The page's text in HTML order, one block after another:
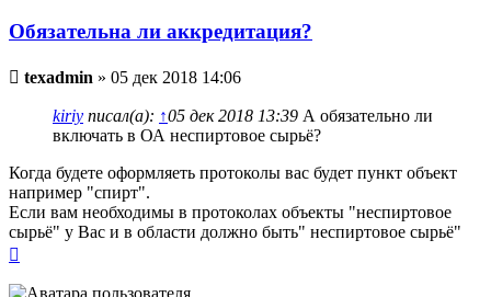
Обязательна ли аккредитация?
Непрочитанное
texadmin » 05 дек 2018 14:06
kiriy писал(а): ↑05 дек 2018 13:39 А обязательно ли
включать в ОА неспиртовое сырьё?
Когда будете оформляеть протоколы вас будет пункт объект
например "спирт".
Если вам необходимы в протоколах объекты "неспиртовое
сырьё" у Вас и в области должно быть" неспиртовое сырьё"
началу